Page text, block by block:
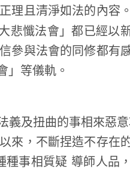
理且清淨如法的內容
悲懺法會」都已經以
參與法會的同修都有
」等儀軌。
及扭曲的事相來惡
來，不斷捏造不存在
種事相質疑 導師人品